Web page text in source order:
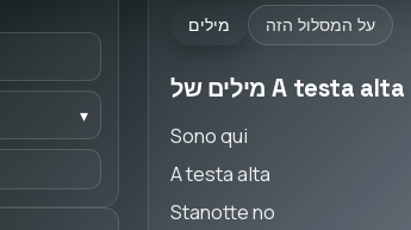
▾
מילים על המסלול הזה
מילים של A testa alta
Sono qui
A testa alta
Stanotte no